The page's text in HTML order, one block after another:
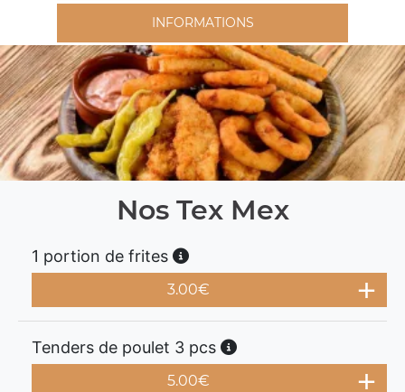
INFORMATIONS
Nos Tex Mex
1 portion de frites
3.00€
Tenders de poulet 3 pcs
5.00€